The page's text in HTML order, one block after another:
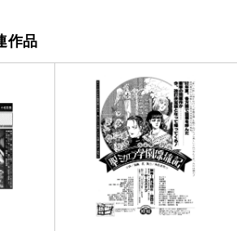
作品